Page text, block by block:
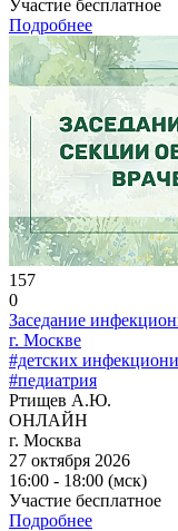
Участие бесплатное
Подробнее
157
0
Заседание
г. Москве
#детских
#педиатрия
Ртищев А.Ю.
ОНЛАЙН
г. Москва
27 октября 2026
16:00 - 18:00 (мск)
Участие бесплатное
Подробнее